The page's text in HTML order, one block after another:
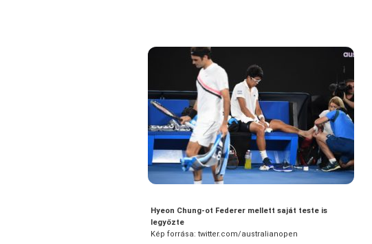
Hyeon Chung-ot Federer mellett saját teste is
legyőzte
Kép forrása: twitter.com/australianopen